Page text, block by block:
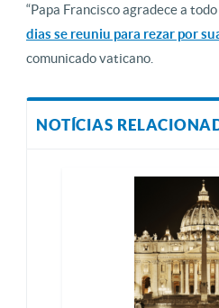
“Papa Francisco agradece a
dias se reuniu para rezar por
comunicado vaticano.
NOTÍCIAS